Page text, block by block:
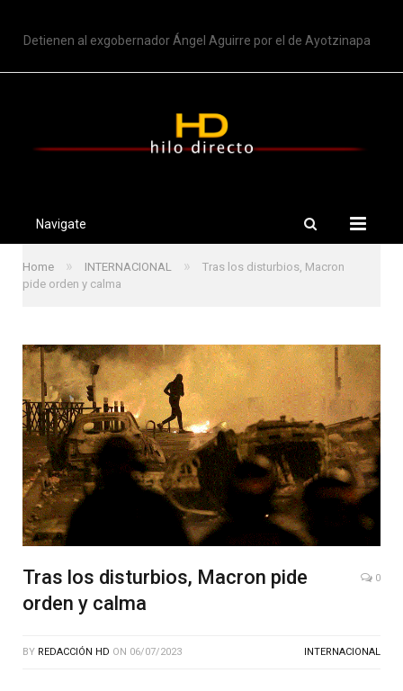
Detienen al exgobernador Ángel Aguirre por el de Ayotzinapa
Navigate
Home » INTERNACIONAL »
Tras los disturbios, Macron
pide orden y calma
Tras los disturbios, Macron pide
orden y calma
0
BY REDACCIÓN HD ON 06/07/2023 INTERNACIONAL